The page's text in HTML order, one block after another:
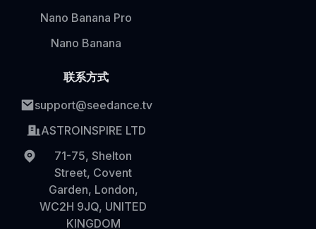
Nano Banana Pro
Nano Banana
联系方式
support@seedance.tv
ASTROINSPIRE LTD
71-75, Shelton
Street, Covent
Garden, London,
WC2H 9JQ, UNITED
KINGDOM